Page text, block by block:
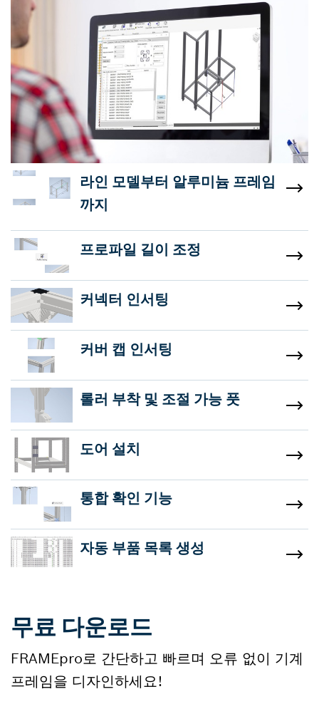
라인 모델부터 알루미늄 프레임
까지
프로파일 길이 조정
커넥터 인서팅
커버 캡 인서팅
롤러 부착 및 조절 가능 풋
도어 설치
통합 확인 기능
자동 부품 목록 생성
무료 다운로드
FRAMEpro로 간단하고 빠르며 오류 없이 기계
프레임을 디자인하세요!